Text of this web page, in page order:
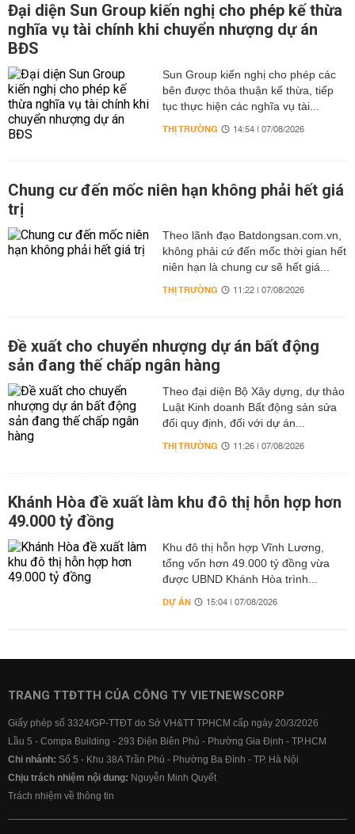
Đại diện Sun Group kiến nghị cho phép kế thừa
nghĩa vụ tài chính khi chuyển nhượng dự án
BĐS
Sun Group kiến nghị cho phép các
bên được thỏa thuận kế thừa, tiếp
tục thực hiện các nghĩa vụ tài...
THỊ TRƯỜNG 14:54 | 07/08/2026
Chung cư đến mốc niên hạn không phải hết giá
trị
Theo lãnh đạo Batdongsan.com.vn,
không phải cứ đến mốc thời gian hết
niên hạn là chung cư sẽ hết giá...
THỊ TRƯỜNG 11:22 | 07/08/2026
Đề xuất cho chuyển nhượng dự án bất động
sản đang thế chấp ngân hàng
Theo đại diện Bộ Xây dựng, dự thảo
Luật Kinh doanh Bất động sản sửa
đổi quy định, đối với dự án...
THỊ TRƯỜNG 11:26 | 07/08/2026
Khánh Hòa đề xuất làm khu đô thị hỗn hợp hơn
49.000 tỷ đồng
Khu đô thị hỗn hợp Vĩnh Lương,
tổng vốn hơn 49.000 tỷ đồng vừa
được UBND Khánh Hòa trình...
DỰ ÁN 15:04 | 07/08/2026
TRANG TTĐTTH CỦA CÔNG TY VIETNEWSCORP
Giấy phép số 3324/GP-TTĐT do Sở VH&TT TPHCM cấp ngày 20/3/2026
Lầu 5 - Compa Building - 293 Điện Biên Phủ - Phường Gia Định - TP.HCM
Chi nhánh: Số 5 - Khu 38A Trần Phú - Phường Ba Đình - TP. Hà Nội
Chịu trách nhiệm nội dung: Nguyễn Minh Quyết
Trách nhiệm về thông tin